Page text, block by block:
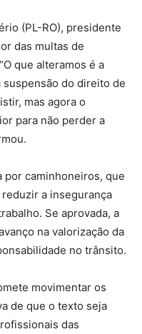
(PL-RO), presidente
das multas de
que alteramos é a
do direito de
mas agora o
para não perder a
por caminhoneiros, que
a insegurança
Se aprovada, a
na valorização da
no trânsito.
movimentar os
de que o texto seja
das